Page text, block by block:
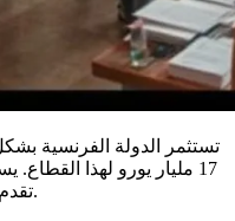
تستثمر الدولة الفرنسية
تقدم السلطات المحلية 8.7 مليار يورو أيضًا.